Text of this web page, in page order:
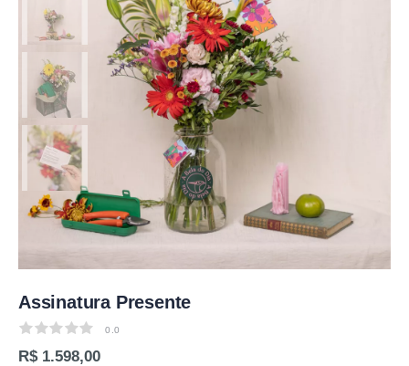
Assinatura Presente
0.0
0.0
R$ 1.598,00